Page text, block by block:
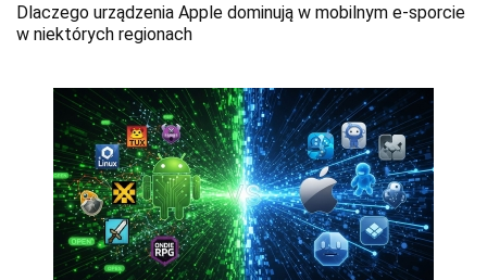
Dlaczego urządzenia Apple dominują w mobilnym e-sporcie
w niektórych regionach